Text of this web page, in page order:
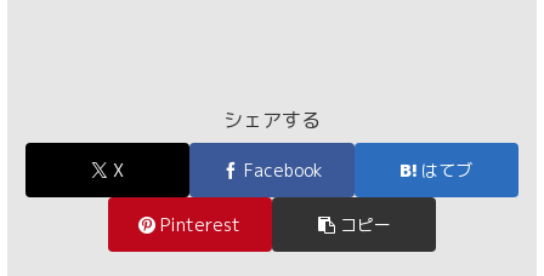
シェアする
X Facebook はてブ
Pinterest コピー